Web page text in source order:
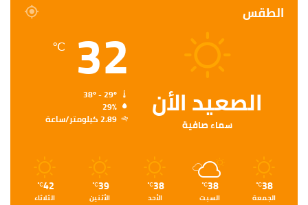
الطقس
الصعيد الأن
سماء صافية
32
℃
29%
2.89 كيلومتر/ساعة
38
℃
الجمعة
38
℃
السبت
38
℃
الأحد
39
℃
الأثنين
42
℃
الثلاثاء